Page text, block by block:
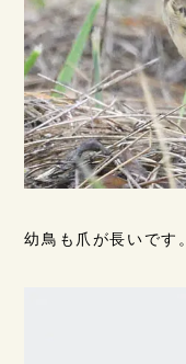
幼鳥も爪が長いです。